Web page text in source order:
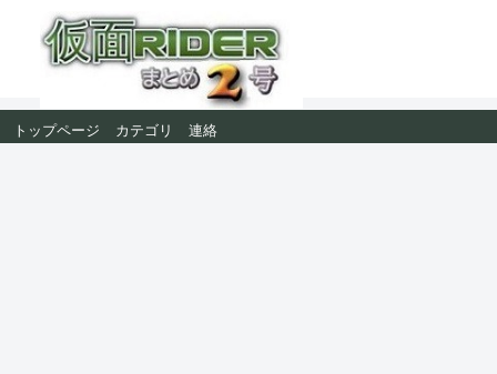
トップページ カテゴリ 連絡